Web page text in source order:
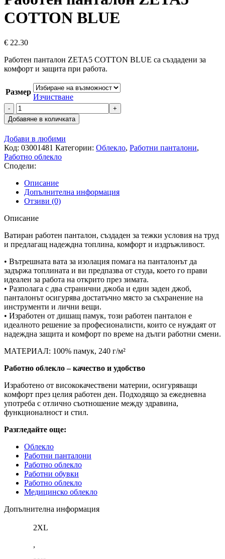
COTTON BLUE
€ 22.30
Работен панталон ZETA5 COTTON BLUE са създадени за
комфорт и защита при работа.
Размер
Изчистване
количество
за
Работен
панталон
ZETA5
COTTON
BLUE
Добавяне в количката
Добави в любими
Код: 03001481 Категории: Облекло, Работни панталони,
Работно облекло
Сподели:
Описание
Допълнителна информация
Отзиви (0)
Описание
Ватиран работен панталон, създаден за тежки условия на труд
и предлагащ надеждна топлина, комфорт и издръжливост.
• Вътрешната вата за изолация помага на панталонът да
задържа топлината и ви предпазва от студа, което го прави
идеален за работа на открито през зимата.
• Разполага с два странични джоба и един заден джоб,
панталонът осигурява достатъчно място за съхранение на
инструменти и лични вещи.
• Изработен от дишащ памук, този работен панталон е
идеалното решение за професионалисти, които се нуждаят от
надеждна защита и комфорт по време на дълги работни смени.
МАТЕРИАЛ: 100% памук, 240 г/м²
Работно облекло – качество и удобство
Изработено от висококачествени материи, осигуряващи
комфорт през целия работен ден. Подходящо за ежедневна
употреба с отлично съотношение между здравина,
функционалност и стил.
Разгледайте още:
Облекло
Работни панталони
Работно облекло
Работни обувки
Работно облекло
Медицинско облекло
Допълнителна информация
2XL
,